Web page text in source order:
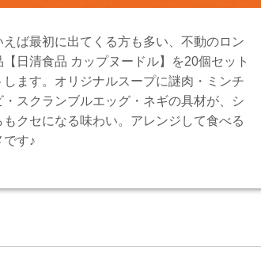
えば最初に出てくる方も多い、不動のロン
【日清食品 カップヌードル】を20個セット
します。オリジナルスープに謎肉・ミンチ
・スクランブルエッグ・ネギの具材が、シ
もクセになる味わい。アレンジして食べる
です♪